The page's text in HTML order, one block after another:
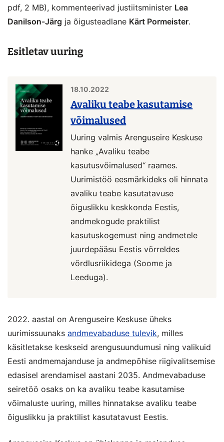
pdf, 2 MB), kommenteerivad justiitsminister Lea
Danilson-Järg ja õigusteadlane Kärt Pormeister.
Esitletav uuring
18.10.2022
Avaliku teabe kasutamise
võimalused
Uuring valmis Arenguseire Keskuse
hanke „Avaliku teabe
kasutusvõimalused“ raames.
Uurimistöö eesmärkideks oli hinnata
avaliku teabe kasutatavuse
õiguslikku keskkonda Eestis,
andmekogude praktilist
kasutuskogemust ning andmetele
juurdepääsu Eestis võrreldes
võrdlusriikidega (Soome ja
Leeduga).
2022. aastal on Arenguseire Keskuse üheks
uurimissuunaks andmevabaduse tulevik, milles
käsitletakse keskseid arengusuundumusi ning valikuid
Eesti andmemajanduse ja andmepõhise riigivalitsemise
edasisel arendamisel aastani 2035. Andmevabaduse
seiretöö osaks on ka avaliku teabe kasutamise
võimaluste uuring, milles hinnatakse avaliku teabe
õiguslikku ja praktilist kasutatavust Eestis.